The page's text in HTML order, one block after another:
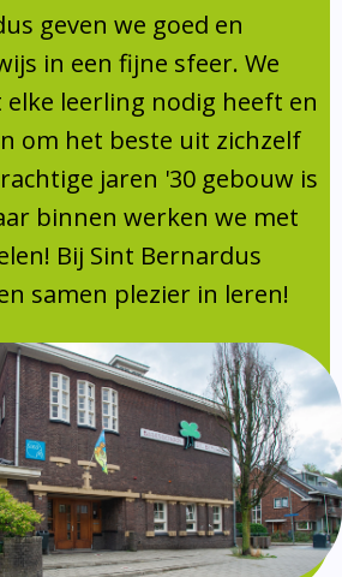
op school
en Gezin
(MR)
geven we goed en
in een fijne sfeer. We
leerling nodig heeft en
om het beste uit zichzelf
jaren '30 gebouw is
binnen werken we met
Bij Sint Bernardus
samen plezier in leren!